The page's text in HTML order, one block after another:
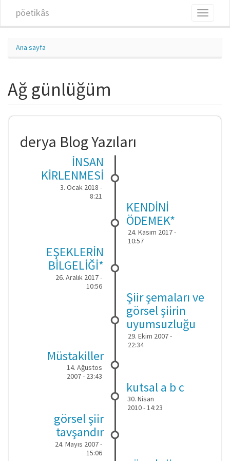
pöetikâs
Toggle
Ana sayfa
Ağ günlüğüm
derya Blog Yazıları
İNSAN
KİRLENMESİ
3. Ocak 2018 -
8:21
KENDİNİ
ÖDEMEK*
24. Kasım 2017 -
10:57
EŞEKLERİN
BİLGELİĞİ*
26. Aralık 2017 -
10:56
Şiir şemaları ve
görsel şiirin
uyumsuzluğu
29. Ekim 2007 -
22:34
Müstakiller
14. Ağustos
2007 - 23:43
kutsal a b c
30. Nisan
2010 - 14:23
görsel şiir
tavşandır
24. Mayıs 2007 -
15:06